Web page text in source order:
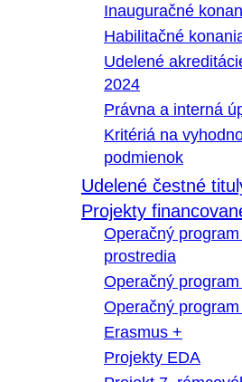
Inauguračné
Habilitačné
Udelené
2024
Právna a interná
Kritériá na
podmienok
Udelené čestné
Projekty
Operačný
prostredia
Operačný
Operačný
Erasmus +
Projekty EDA